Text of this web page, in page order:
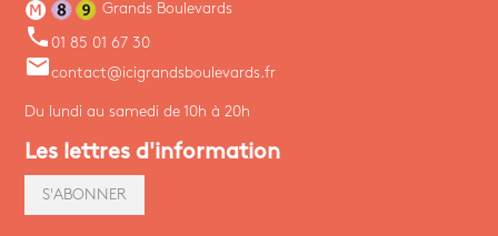
Grands Boulevards
phone 01 85 01 67 30
emailcontact@icigrandsboulevards.fr
Du lundi au samedi de 10h à 20h
Les lettres d'information
S'ABONNER